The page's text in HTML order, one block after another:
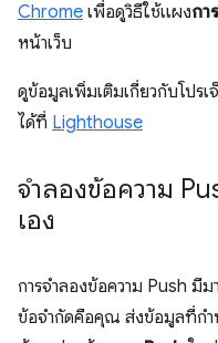
Chrome เพื่อดูวิธีใช้แผงกา
หน้าเว็บ
ดูข้อมูลเพิ่มเติมเกี่ยวกับโปร
ได้ที่ Lighthouse
จำลองข้อความ
เอง
การจำลองข้อความ Push มี
ข้อจำกัดคือคุณ ส่งข้อมูลที่ก